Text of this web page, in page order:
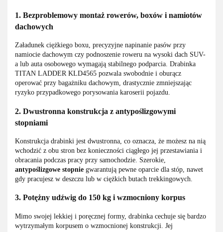
1. Bezproblemowy montaż rowerów, boxów i namiotów
dachowych
Załadunek ciężkiego boxu, precyzyjne napinanie pasów przy
namiocie dachowym czy podnoszenie roweru na wysoki dach SUV-
a lub auta osobowego wymagają stabilnego podparcia. Drabinka
TITAN LADDER KLD4565 pozwala swobodnie i oburącz
operować przy bagażniku dachowym, drastycznie zmniejszając
ryzyko przypadkowego porysowania karoserii pojazdu.
2. Dwustronna konstrukcja z antypoślizgowymi
stopniami
Konstrukcja drabinki jest dwustronna, co oznacza, że możesz na nią
wchodzić z obu stron bez konieczności ciągłego jej przestawiania i
obracania podczas pracy przy samochodzie. Szerokie,
antypoślizgowe stopnie gwarantują pewne oparcie dla stóp, nawet
gdy pracujesz w deszczu lub w ciężkich butach trekkingowych.
3. Potężny udźwig do 150 kg i wzmocniony korpus
Mimo swojej lekkiej i poręcznej formy, drabinka cechuje się bardzo
wytrzymałym korpusem o wzmocnionej konstrukcji. Jej